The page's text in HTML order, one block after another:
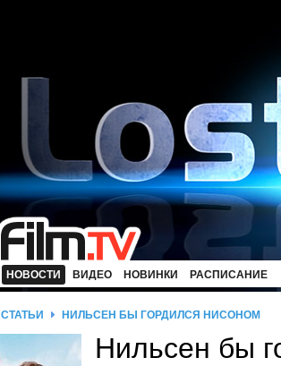
НОВОСТИ ВИДЕО НОВИНКИ РАСПИСАНИЕ
СТАТЬИ НИЛЬСЕН БЫ ГОРДИЛСЯ НИСОНОМ
Нильсен бы